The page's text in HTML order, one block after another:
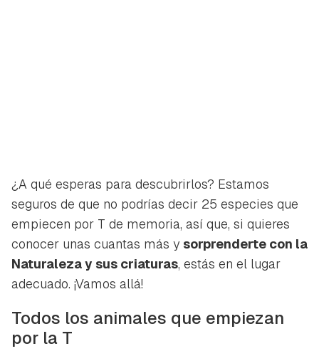
¿A qué esperas para descubrirlos? Estamos
seguros de que no podrías decir 25 especies que
empiecen por T de memoria, así que, si quieres
conocer unas cuantas más y sorprenderte con la
Naturaleza y sus criaturas, estás en el lugar
adecuado. ¡Vamos allá!
Todos los animales que empiezan
por la T